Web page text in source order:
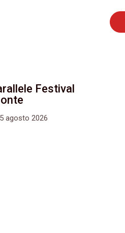
Festival
agosto 2026